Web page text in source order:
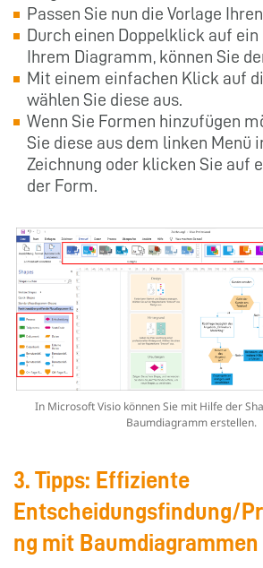
Passen Sie nun die Vorlage
Durch einen Doppelklick auf ein
Ihrem Diagramm, können Sie
Mit einem einfachen Klick auf
wählen Sie diese aus.
Wenn Sie Formen hinzufügen
Sie diese aus dem linken Menü
Zeichnung oder klicken Sie auf
der Form.
In Microsoft Visio können Sie mit Hilfe der
Baumdiagramm erstellen.
3. Tipps: Effiziente
Entscheidungsfindung/
ng mit Baumdiagrammen